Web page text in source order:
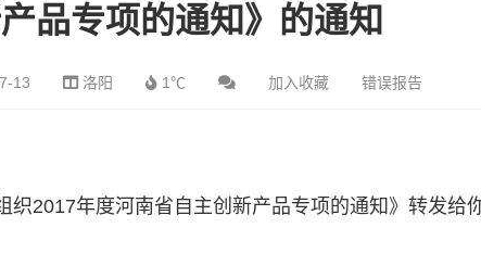
品专项的通知》的通知
13 洛阳 1℃ 加入收藏 错误报告
织2017年度河南省自主创新产品专项的通知》转发给